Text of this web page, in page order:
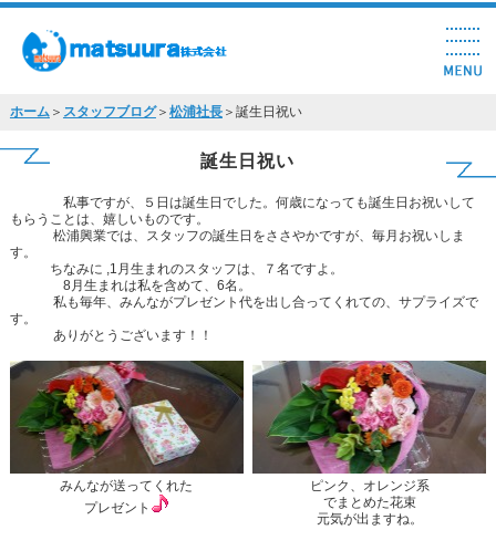
ホーム＞ スタッフブログ＞ 松浦社長＞誕生日祝い
誕生日祝い
私事ですが、５日は誕生日でした。何歳になっても誕生日お祝いして
もらうことは、嬉しいものです。
松浦興業では、スタッフの誕生日をささやかですが、毎月お祝いしま
す。
ちなみに ,1月生まれのスタッフは、７名ですよ。
8月生まれは私を含めて、6名。
私も毎年、みんながプレゼント代を出し合ってくれての、サプライズで
す。
ありがとうございます！！
みんなが送ってくれた
プレゼント
ピンク、オレンジ系
でまとめた花束
元気が出ますね。